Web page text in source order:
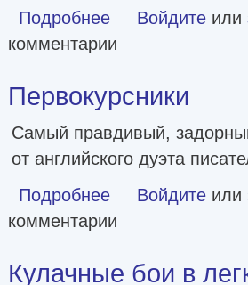
Подробнее о История и культура
Войдите или
комментарии
Первокурсники
Самый правдивый,
от английского дуэта
Подробнее о Первокурсники
Войдите или
комментарии
Кулачные бои в